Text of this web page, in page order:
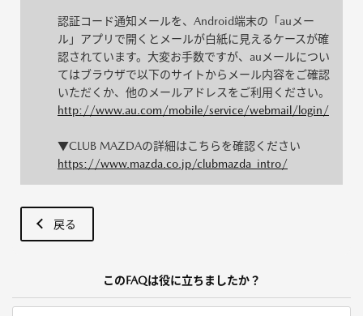
認証コード通知メールを、Android端末の「auメー
ル」アプリで開くとメールが白紙に見えるケースが確
認されています。大変お手数ですが、auメールについ
てはブラウザで以下のサイトからメール内容をご確認
いただくか、他のメールアドレスをご利用ください。
http://www.au.com/mobile/service/webmail/login/
▼CLUB MAZDAの詳細はこちらを確認ください
https://www.mazda.co.jp/clubmazda_intro/
戻る
このFAQは役に立ちましたか？